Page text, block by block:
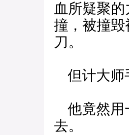
血所疑聚
撞，被撞
刀。
但计大师
他竟然用
去。